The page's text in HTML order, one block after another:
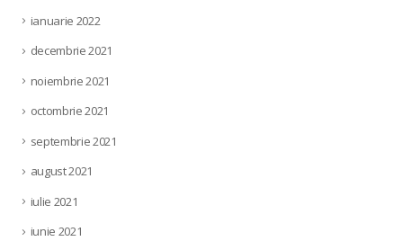
ianuarie 2022
decembrie 2021
noiembrie 2021
octombrie 2021
septembrie 2021
august 2021
iulie 2021
iunie 2021